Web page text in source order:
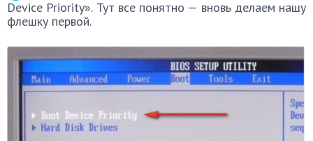
Device Priority». Тут все понятно — вновь делаем нашу
флешку первой.